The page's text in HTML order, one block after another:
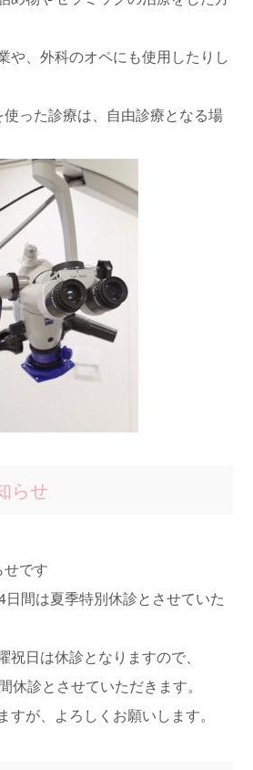
や、外科のオペにも使用したりし
った診療は、自由診療となる場
らせ
です
間は夏季特別休診とさせていた
祝日は休診となりますので、
休診とさせていただきます。
すが、よろしくお願いします。